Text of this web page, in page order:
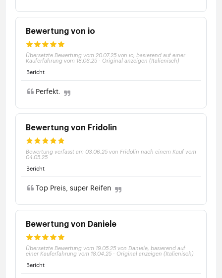
Bewertung von io
Übersetzte Bewertung vom 20.07.25 von io, basierend auf einer
Kauferfahrung vom 18.06.25 - Original anzeigen (Italienisch)
Bericht
Perfekt.
Bewertung von Fridolin
Bewertung verfasst am 03.06.25 von Fridolin nach einem Kauf vom
04.05.25
Bericht
Top Preis, super Reifen
Bewertung von Daniele
Übersetzte Bewertung vom 19.05.25 von Daniele, basierend auf
einer Kauferfahrung vom 18.04.25 - Original anzeigen (Italienisch)
Bericht